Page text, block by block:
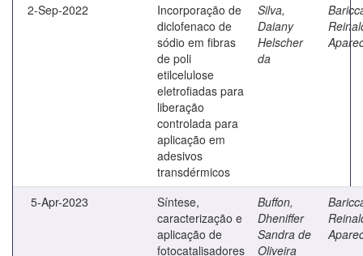
2-Sep-2022
Incorporação de
diclofenaco de
sódio em fibras
de poli
etilcelulose
eletrofiadas para
liberação
controlada para
aplicação em
adesivos
transdérmicos
Silva,
Daiany
Helscher
da
5-Apr-2023
Síntese,
caracterização e
aplicação de
fotocatalisadores
Buffon,
Dheniffer
Sandra de
Oliveira